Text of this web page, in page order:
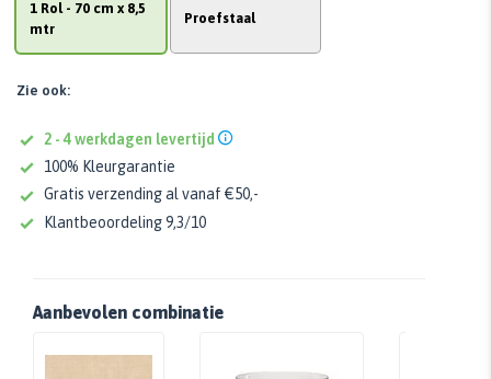
1 Rol - 70 cm x 8,5
mtr
Proefstaal
Zie ook:
2 - 4 werkdagen levertijd
100% Kleurgarantie
Gratis verzending al vanaf €50,-
Klantbeoordeling 9,3/10
Aanbevolen combinatie